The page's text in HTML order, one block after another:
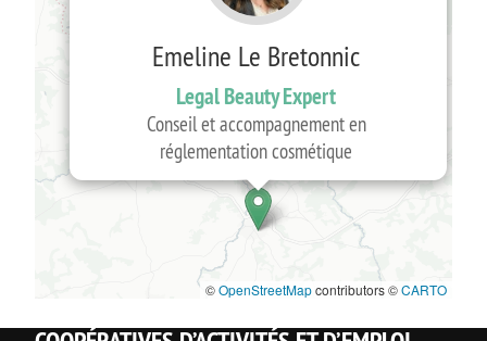
Emeline Le Bretonnic
Legal Beauty Expert
Conseil et accompagnement en
réglementation cosmétique
©OpenStreetMapcontributors ©CARTO